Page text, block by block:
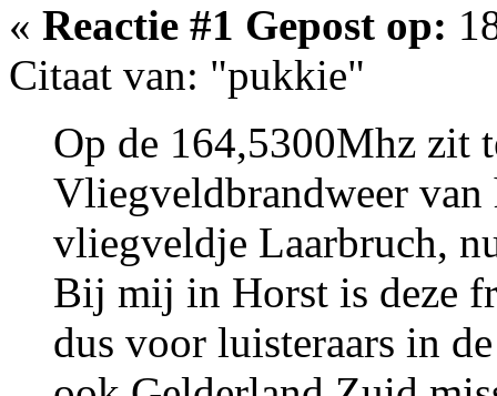
« Reactie #1 Gepost op:
Citaat van: "pukkie"
Op de 164,5300Mhz zit
Vliegveldbrandweer
vliegveldje Laarbruch,
Bij mij in Horst is deze
dus voor luisteraars in